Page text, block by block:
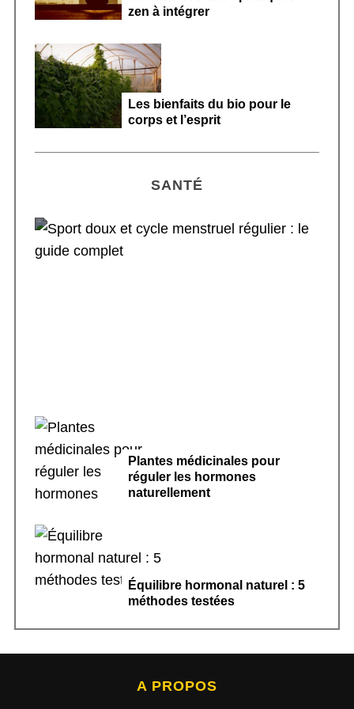
zen à intégrer
Les bienfaits du bio pour le
corps et l’esprit
SANTÉ
Plantes médicinales pour
réguler les hormones
naturellement
Équilibre hormonal naturel : 5
méthodes testées
A PROPOS